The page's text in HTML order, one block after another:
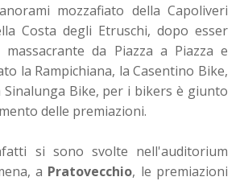
mozzafiato della Capoliveri
Costa degli Etruschi, dopo esser
da Piazza a Piazza e
la Rampichiana, la Casentino Bike,
Sinalunga Bike, per i bikers è giunto
delle premiazioni.
si sono svolte nell'auditorium
a Pratovecchio, le premiazioni